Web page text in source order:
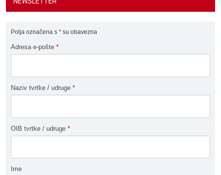
Polja označena s * su obavezna
Adresa e-pošte *
Naziv tvrtke / udruge *
OIB tvrtke / udruge *
Ime